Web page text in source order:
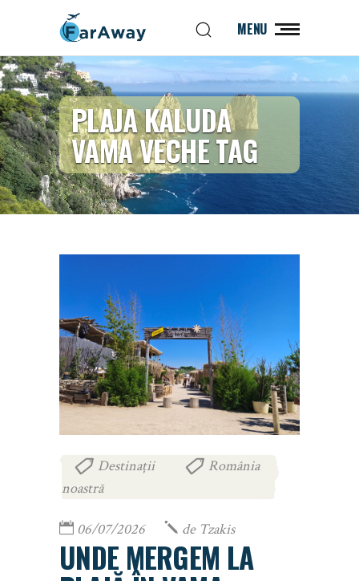
MENU
PLAJA KALUDA
VAMA VECHE TAG
Destinații
România
noastră
06/07/2026 de Tzakis
UNDE MERGEM LA